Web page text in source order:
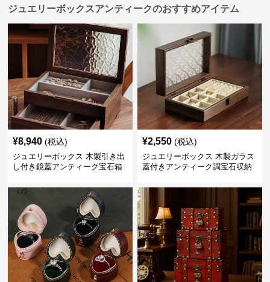
ジュエリーボックスアンティークのおすすめアイテム
¥8,940 (税込)
ジュエリーボックス 木製引き出
し付き鏡蓋アンティーク宝石箱
¥2,550 (税込)
ジュエリーボックス 木製ガラス
蓋付きアンティーク調宝石収納